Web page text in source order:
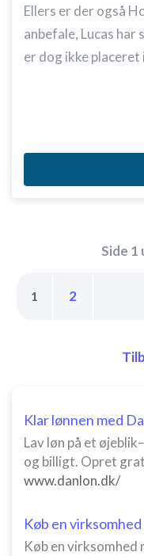
Ellers er der også
anbefale, Lucas har
er dog ikke placeret
Side 1
1 2
Klar lønnen med
Lav løn på et
og billigt. Opret
www.danlon.dk/
Køb en virksomhed
Køb en virksomhed